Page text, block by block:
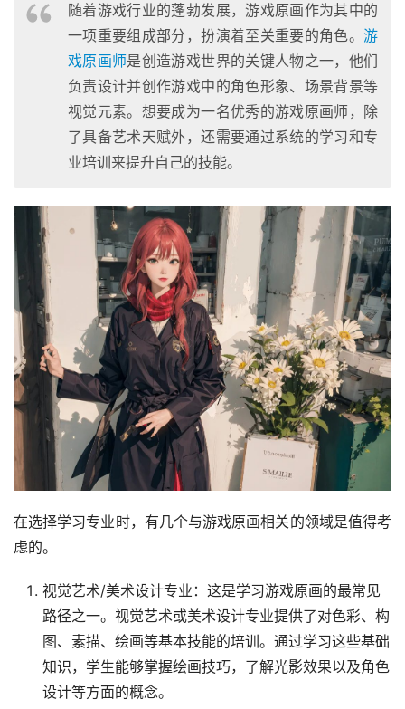
随着游戏行业的蓬勃发展，游戏原画作为其中的
一项重要组成部分，扮演着至关重要的角色。 游
戏原画师是创造游戏世界的关键人物之一，他们
负责设计并创作游戏中的角色形象、场景背景等
视觉元素。想要成为一名优秀的游戏原画师，除
了具备艺术天赋外，还需要通过系统的学习和专
业培训来提升自己的技能。
在选择学习专业时，有几个与游戏原画相关的领域是值得考
虑的。
视觉艺术/美术设计专业：这是学习游戏原画的最常见
路径之一。视觉艺术或美术设计专业提供了对色彩、构
图、素描、绘画等基本技能的培训。通过学习这些基础
知识，学生能够掌握绘画技巧，了解光影效果以及角色
设计等方面的概念。